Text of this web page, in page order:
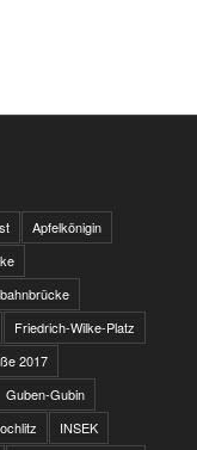
Apfelkönigin
Friedrich-Wilke-Platz
2017
Guben-Gubin
INSEK